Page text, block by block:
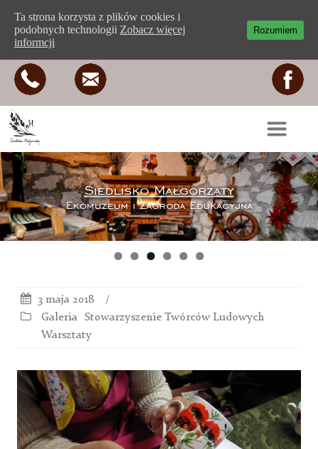
Siedlisko Małgorzaty
Ekomuzeum i Zagroda Edukacyjna
3 maja 2018
Galeria
Stowarzyszenie Twórców Ludowych
Warsztaty
Ta strona korzysta z plików cookies i
podobnych technologii Zobacz więcej
informcji
Rozumiem